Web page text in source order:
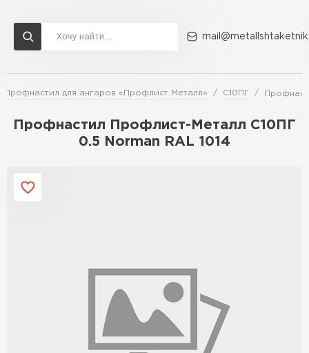
Профнастил для ангаров «Профлист Металл» С10ПГ
Профнастил Профлист-Металл C10ПГ
0.5 Norman RAL 1014
Доставка и оплата Акции О компании Контакты
Перейти в каталог